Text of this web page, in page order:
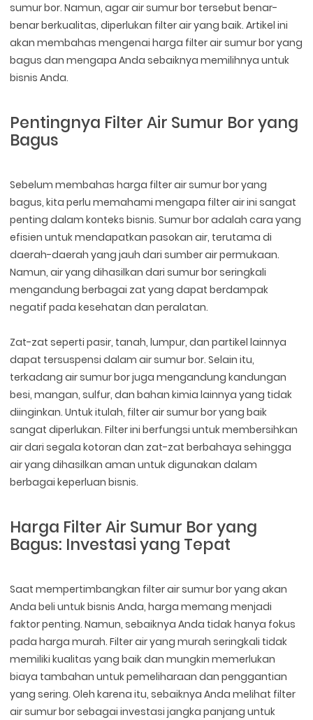
sumur bor. Namun, agar air sumur bor tersebut benar-
benar berkualitas, diperlukan filter air yang baik. Artikel ini
akan membahas mengenai harga filter air sumur bor yang
bagus dan mengapa Anda sebaiknya memilihnya untuk
bisnis Anda.
Pentingnya Filter Air Sumur Bor yang
Bagus
Sebelum membahas harga filter air sumur bor yang
bagus, kita perlu memahami mengapa filter air ini sangat
penting dalam konteks bisnis. Sumur bor adalah cara yang
efisien untuk mendapatkan pasokan air, terutama di
daerah-daerah yang jauh dari sumber air permukaan.
Namun, air yang dihasilkan dari sumur bor seringkali
mengandung berbagai zat yang dapat berdampak
negatif pada kesehatan dan peralatan.
Zat-zat seperti pasir, tanah, lumpur, dan partikel lainnya
dapat tersuspensi dalam air sumur bor. Selain itu,
terkadang air sumur bor juga mengandung kandungan
besi, mangan, sulfur, dan bahan kimia lainnya yang tidak
diinginkan. Untuk itulah, filter air sumur bor yang baik
sangat diperlukan. Filter ini berfungsi untuk membersihkan
air dari segala kotoran dan zat-zat berbahaya sehingga
air yang dihasilkan aman untuk digunakan dalam
berbagai keperluan bisnis.
Harga Filter Air Sumur Bor yang
Bagus: Investasi yang Tepat
Saat mempertimbangkan filter air sumur bor yang akan
Anda beli untuk bisnis Anda, harga memang menjadi
faktor penting. Namun, sebaiknya Anda tidak hanya fokus
pada harga murah. Filter air yang murah seringkali tidak
memiliki kualitas yang baik dan mungkin memerlukan
biaya tambahan untuk pemeliharaan dan penggantian
yang sering. Oleh karena itu, sebaiknya Anda melihat filter
air sumur bor sebagai investasi jangka panjang untuk